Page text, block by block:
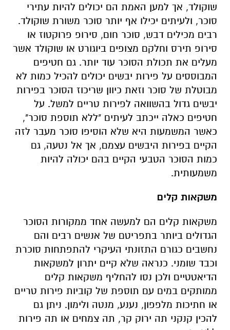
שוקולד, אך למען האמת הם יכולים להיות עתירי
סוכר, ולעיתים יכילו אף יותר סוכר משורת שוקולד.
רבים מכילים דבש, סוכר חום, סירופ פרוקטוז או
סירופ תירס וחלקם מצופים ביוגורט או שוקולד אשר
מעלים את תכולת הסוכר עוד יותר. גם חטיפים
המבוססים על פירות יבשים יכולים להכיל כמות לא
מבוטלת של סוכר וזאת כיוון שריכוז הסוכר בפירות
יבשים גדול בהשוואה לפירות טריים למשל. על
חטיפים כאלה ייכתב לעיתים "ללא תוספת סוכר",
כאשר המשמעות היא שלא הוסיפו סוכר מעבר לזה
הקיים בפירות היבשים עצמם, אך אל נטעה, גם
כמות הסוכר הטבעי הקיים בהם יכולה להיות
משמעותית.
משקאות קלים
משקאות קלים הם למעשה אחד ממקורות הסוכר
הגדולים ביותר בתפריטם של אנשים רבים והם
נחשבים כגורם התזונתי העיקרי להתפתחות סוכרת
וכבד שומני. כנראה שלא קיים יתרון למשקאות
הדיאטטיים ולכן נסו להחליף משקאות קלים
ממותקים במים עם תוספת של קוביות פירות טריים
או חתיכות מלפפון, נענע, מנטה ולימון. ניתן גם
להכין קנקני תה ירוק קר, תה צמחים או תה פירות